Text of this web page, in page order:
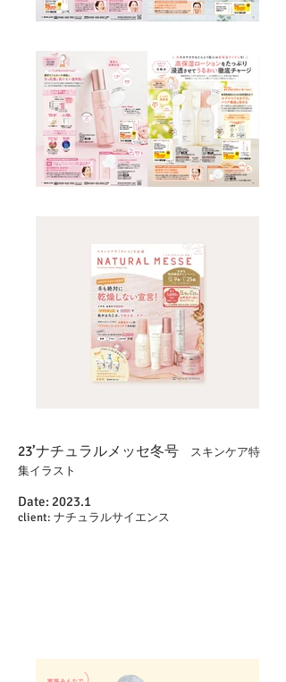
23’ナチュラルメッセ冬号 ​ スキンケア特
集イラスト
Date: 2023.1
client: ナチュラルサイエンス